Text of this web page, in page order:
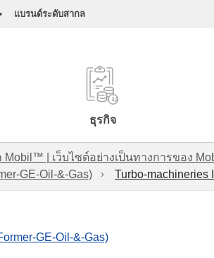
แบรนด์ระดับสากล
ธุรกิจ
| เว็บไซต์อย่างเป็นทางการของ
GE-Oil-&-Gas)
Turbo-machineries
GE-Oil-&-Gas)